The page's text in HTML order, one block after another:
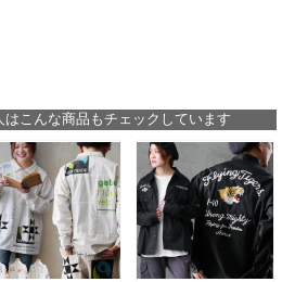
こんな商品もチェックしています